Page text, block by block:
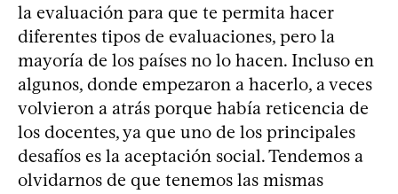
la evaluación para que te permita hacer
diferentes tipos de evaluaciones, pero la
mayoría de los países no lo hacen. Incluso en
algunos, donde empezaron a hacerlo, a veces
volvieron a atrás porque había reticencia de
los docentes, ya que uno de los principales
desafíos es la aceptación social. Tendemos a
olvidarnos de que tenemos las mismas